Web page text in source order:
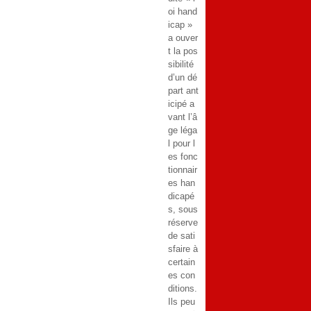
oi hand
icap »
a ouver
t la pos
sibilité
d’un dé
part ant
icipé a
vant l’â
ge léga
l pour l
es fonc
tionnair
es han
dicapé
s, sous
réserve
de sati
sfaire à
certain
es con
ditions.
Ils peu